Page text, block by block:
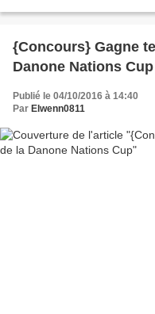
{Concours} Gagne
Danone Nations Cup
Publié le 04/10/2016 à 14:40
Par Elwenn0811